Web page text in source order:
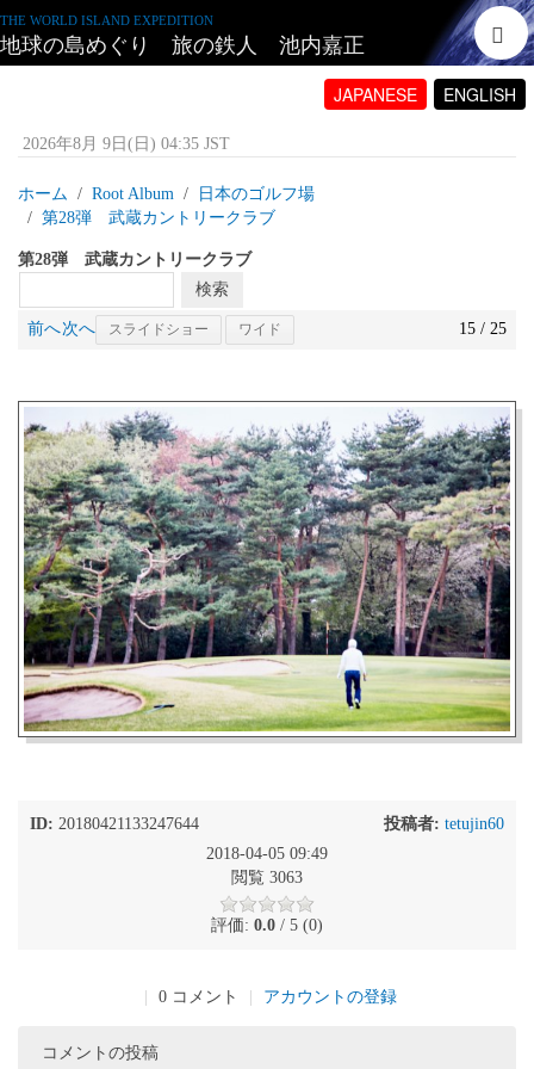
THE WORLD ISLAND EXPEDITION
地球の島めぐり 旅の鉄人 池内嘉正
JAPANESE ENGLISH
2026年8月 9日(日) 04:35 JST
ホーム Root Album
日本のゴルフ場
第28弾 武蔵カントリークラブ
第28弾 武蔵カントリークラブ
前へ次へ スライドショー ワイド 15 / 25
ID: 20180421133247644 投稿者: tetujin60
2018-04-05 09:49
閲覧 3063
評価: 0.0 / 5 (0)
0 コメント アカウントの登録
コメントの投稿